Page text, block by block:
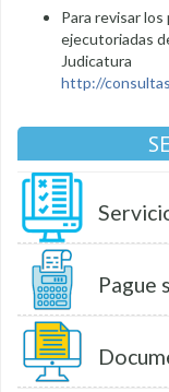
Para revisar
ejecutoriadas
Judicatura
http://
Pague